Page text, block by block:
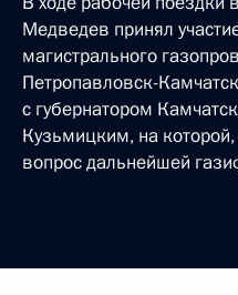
Медведев принял
магистрального
Петропавловск-
с губернатором
Кузьмицким, на которой,
вопрос дальнейшей